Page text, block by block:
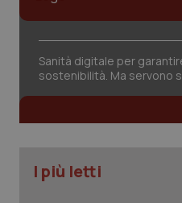
Sanità digitale per
sostenibilità. Ma servono
I più lettitracking-sites-ironfish-
tracking-enable